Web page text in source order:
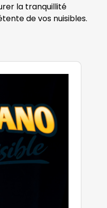
la tranquillité
de vos nuisibles.